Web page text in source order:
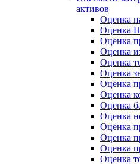
активов
Оценка
Оценка
Оценка
Оценка
Оценка
Оценка
Оценка
Оценка
Оценка
Оценка
Оценка
Оценка
Оценка
Оценка